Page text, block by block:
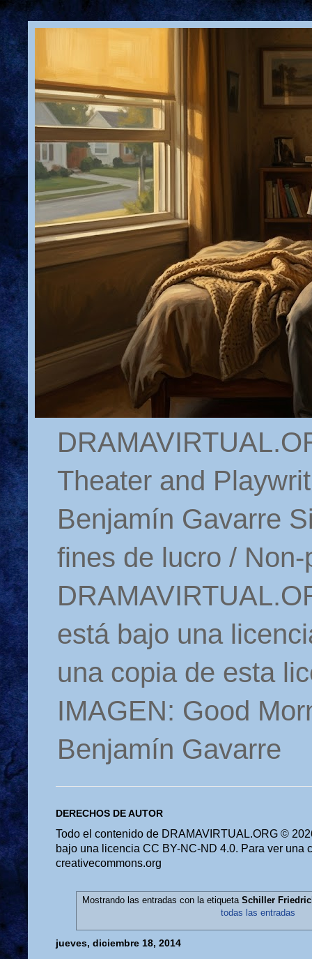
Theater and
Benjamín Gavarre
fines de lucro /
está bajo una
una copia de esta
IMAGEN: Good
Benjamín Gavarre
DERECHOS DE AUTOR
Todo el contenido de DRAMAVIRTUAL.ORG ©
bajo una licencia CC BY-NC-ND 4.0. Para ver una
creativecommons.org
Mostrando las entradas con la etiqueta Schiller
todas las entradas
jueves, diciembre 18, 2014